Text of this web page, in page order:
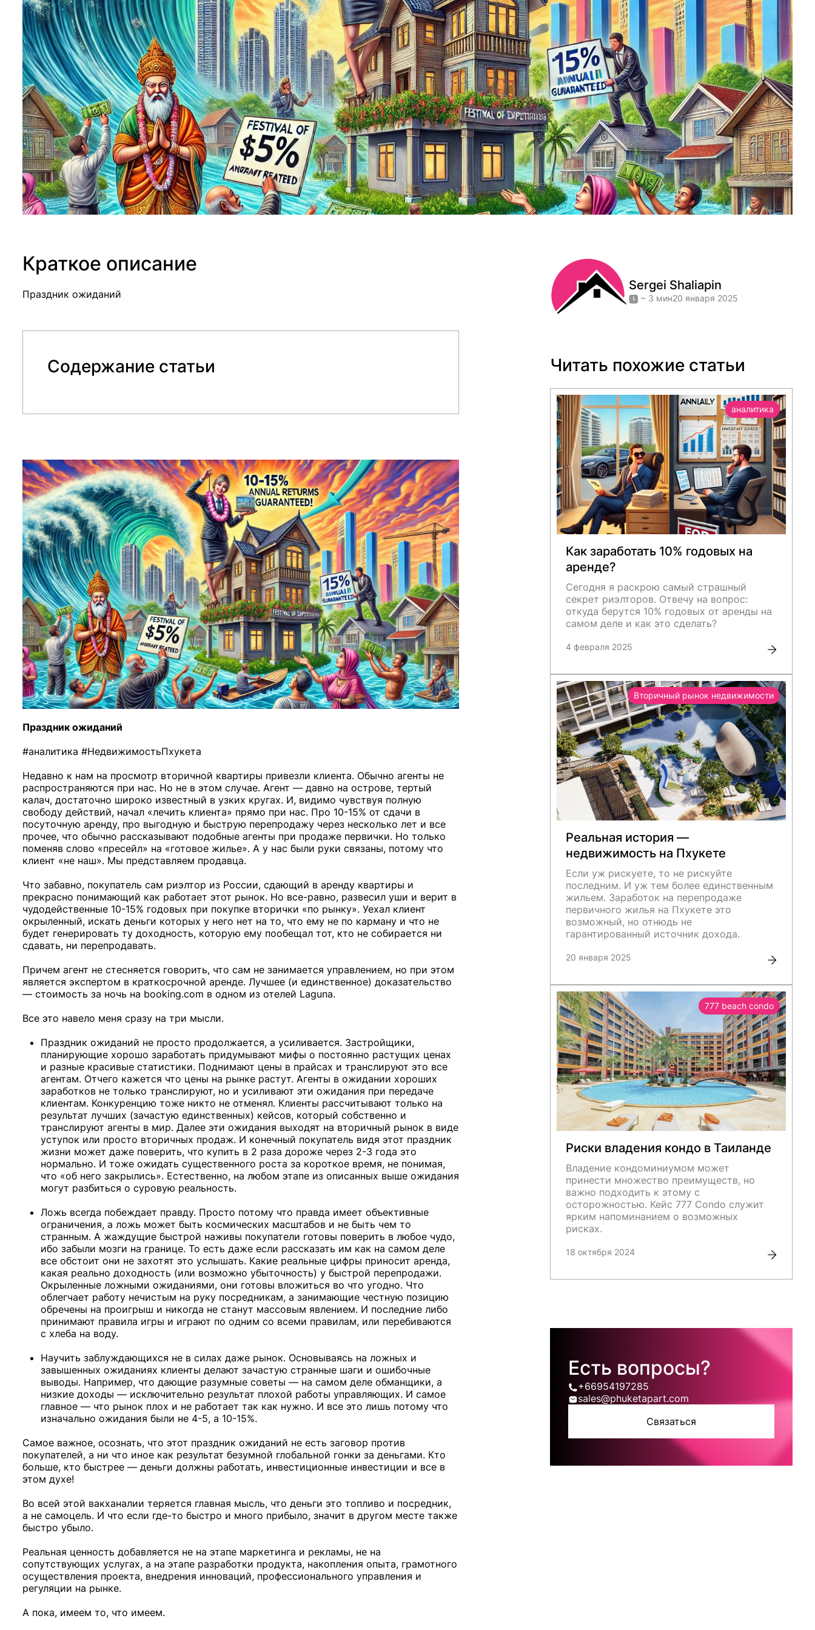
Краткое описание
Праздник ожиданий
Содержание статьи
Праздник ожиданий
#аналитика #НедвижимостьПхукета
Недавно к нам на просмотр вторичной квартиры привезли клиента. Обычно агенты не
распространяются при нас. Но не в этом случае. Агент — давно на острове, тертый
калач, достаточно широко известный в узких кругах. И, видимо чувствуя полную
свободу действий, начал «лечить клиента» прямо при нас. Про 10-15% от сдачи в
посуточную аренду, про выгодную и быструю перепродажу через несколько лет и все
прочее, что обычно рассказывают подобные агенты при продаже первички. Но только
поменяв слово «пресейл» на «готовое жилье». А у нас были руки связаны, потому что
клиент «не наш». Мы представляем продавца.
Что забавно, покупатель сам риэлтор из России, сдающий в аренду квартиры и
прекрасно понимающий как работает этот рынок. Но все-равно, развесил уши и верит в
чудодейственные 10-15% годовых при покупке вторички «по рынку». Уехал клиент
окрыленный, искать деньги которых у него нет на то, что ему не по карману и что не
будет генерировать ту доходность, которую ему пообещал тот, кто не собирается ни
сдавать, ни перепродавать.
Причем агент не стесняется говорить, что сам не занимается управлением, но при этом
является экспертом в краткосрочной аренде. Лучшее (и единственное) доказательство
— стоимость за ночь на booking.com в одном из отелей Laguna.
Все это навело меня сразу на три мысли.
Праздник ожиданий не просто продолжается, а усиливается. Застройщики,
планирующие хорошо заработать придумывают мифы о постоянно растущих ценах
и разные красивые статистики. Поднимают цены в прайсах и транслируют это все
агентам. Отчего кажется что цены на рынке растут. Агенты в ожидании хороших
заработков не только транслируют, но и усиливают эти ожидания при передаче
клиентам. Конкуренцию тоже никто не отменял. Клиенты рассчитывают только на
результат лучших (зачастую единственных) кейсов, который собственно и
транслируют агенты в мир. Далее эти ожидания выходят на вторичный рынок в виде
уступок или просто вторичных продаж. И конечный покупатель видя этот праздник
жизни может даже поверить, что купить в 2 раза дороже через 2-3 года это
нормально. И тоже ожидать существенного роста за короткое время, не понимая,
что «об него закрылись». Естественно, на любом этапе из описанных выше ожидания
могут разбиться о суровую реальность.
Ложь всегда побеждает правду. Просто потому что правда имеет объективные
ограничения, а ложь может быть космических масштабов и не быть чем то
странным. А жаждущие быстрой наживы покупатели готовы поверить в любое чудо,
ибо забыли мозги на границе. То есть даже если рассказать им как на самом деле
все обстоит они не захотят это услышать. Какие реальные цифры приносит аренда,
какая реально доходность (или возможно убыточность) у быстрой перепродажи.
Окрыленные ложными ожиданиями, они готовы вложиться во что угодно. Что
облегчает работу нечистым на руку посредникам, а занимающие честную позицию
обречены на проигрыш и никогда не станут массовым явлением. И последние либо
принимают правила игры и играют по одним со всеми правилам, или перебиваются
с хлеба на воду.
Научить заблуждающихся не в силах даже рынок. Основываясь на ложных и
завышенных ожиданиях клиенты делают зачастую странные шаги и ошибочные
выводы. Например, что дающие разумные советы — на самом деле обманщики, а
низкие доходы — исключительно результат плохой работы управляющих. И самое
главное — что рынок плох и не работает так как нужно. И все это лишь потому что
изначально ожидания были не 4-5, а 10-15%.
Самое важное, осознать, что этот праздник ожиданий не есть заговор против
покупателей, а ни что иное как результат безумной глобальной гонки за деньгами. Кто
больше, кто быстрее — деньги должны работать, инвестиционные инвестиции и все в
этом духе!
Во всей этой вакханалии теряется главная мысль, что деньги это топливо и посредник,
а не самоцель. И что если где-то быстро и много прибыло, значит в другом месте также
быстро убыло.
Реальная ценность добавляется не на этапе маркетинга и рекламы, не на
сопутствующих услугах, а на этапе разработки продукта, накопления опыта, грамотного
осуществления проекта, внедрения инноваций, профессионального управления и
регуляции на рынке.
А пока, имеем то, что имеем.
Sergei Shaliapin
~ 3 мин20 января 2025
Читать похожие статьи
аналитика
Как заработать 10% годовых на
аренде?
Сегодня я раскрою самый страшный
секрет риэлторов. Отвечу на вопрос:
откуда берутся 10% годовых от аренды на
самом деле и как это сделать?
4 февраля 2025
Вторичный рынок недвижимости
Реальная история —
недвижимость на Пхукете
Если уж рискуете, то не рискуйте
последним. И уж тем более единственным
жильем. Заработок на перепродаже
первичного жилья на Пхукете это
возможный, но отнюдь не
гарантированный источник дохода.
20 января 2025
777 beach condo
Риски владения кондо в Таиланде
Владение кондоминиумом может
принести множество преимуществ, но
важно подходить к этому с
осторожностью. Кейс 777 Condo служит
ярким напоминанием о возможных
рисках.
18 октября 2024
Есть вопросы?
+66954197285
sales@phuketapart.com
Связаться